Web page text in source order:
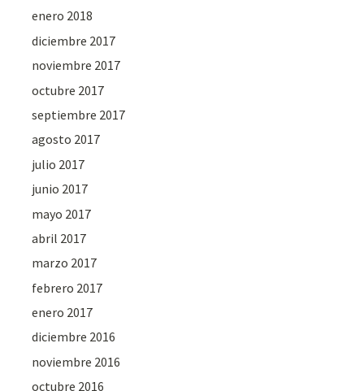
enero 2018
diciembre 2017
noviembre 2017
octubre 2017
septiembre 2017
agosto 2017
julio 2017
junio 2017
mayo 2017
abril 2017
marzo 2017
febrero 2017
enero 2017
diciembre 2016
noviembre 2016
octubre 2016